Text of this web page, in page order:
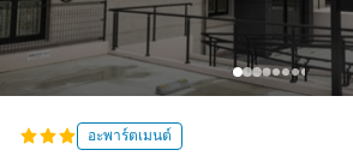
อะพาร์ตเมนต์